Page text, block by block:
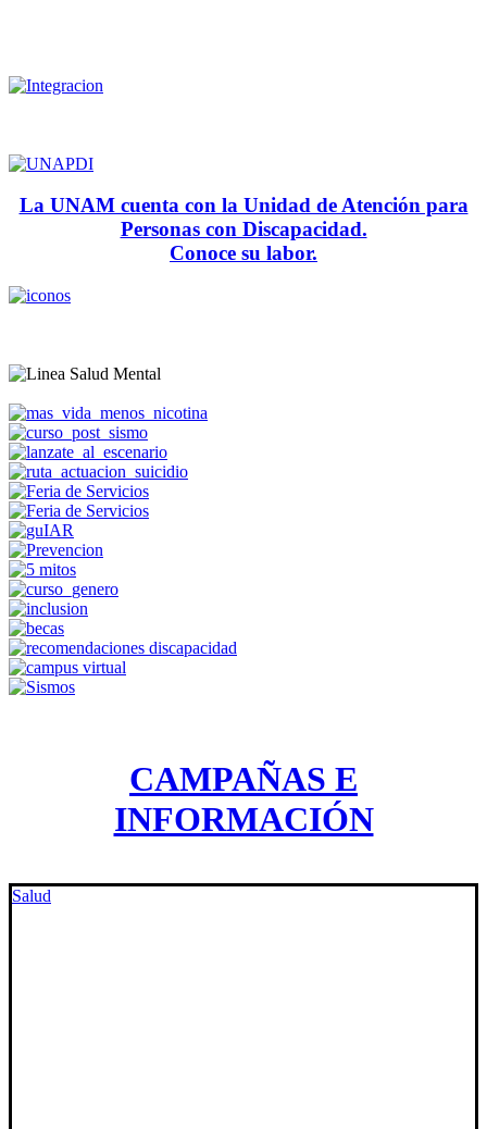
La UNAM cuenta con la Unidad de Atención para
Personas con Discapacidad.
Conoce su labor.
CAMPAÑAS E
INFORMACIÓN
Salud